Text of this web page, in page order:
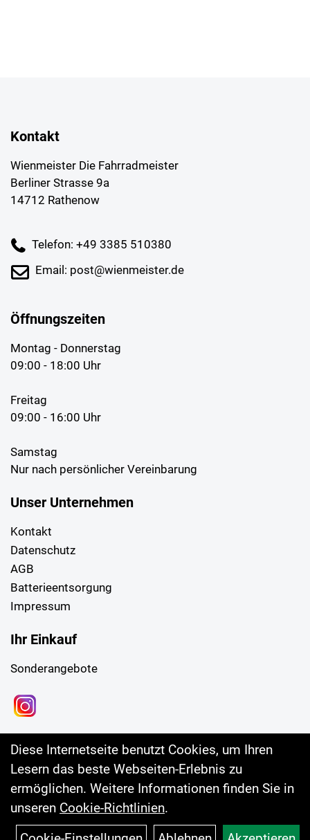
Kontakt
Wienmeister Die Fahrradmeister
Berliner Strasse 9a
14712 Rathenow
Telefon: +49 3385 510380
Email: post@wienmeister.de
Öffnungszeiten
Montag - Donnerstag
09:00 - 18:00 Uhr
Freitag
09:00 - 16:00 Uhr
Samstag
Nur nach persönlicher Vereinbarung
Unser Unternehmen
Kontakt
Datenschutz
AGB
Batterieentsorgung
Impressum
Ihr Einkauf
Sonderangebote
Diese Internetseite benutzt Cookies, um Ihren
Lesern das beste Webseiten-Erlebnis zu
ermöglichen. Weitere Informationen finden Sie in
unseren Cookie-Richtlinien.